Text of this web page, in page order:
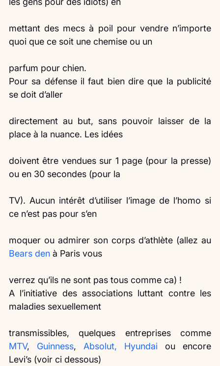
mettant des mecs à poil pour vendre n’importe
quoi que ce soit une chemise ou un
parfum pour chien.
Pour sa défense il faut bien dire que la publicité
se doit d’aller
directement au but, sans pouvoir laisser de la
place à la nuance. Les idées
doivent être vendues sur 1 page (pour la presse)
ou en 30 secondes (pour la
TV). Aucun intérêt d’utiliser l’image de l’homo si
ce n’est pas pour s’en
Bears den à Paris vous
verrez qu’ils ne sont pas tous comme ca) !
A l’initiative des associations luttant contre les
maladies sexuellement
MTV, Guinness, Absolut, Hyundai ou encore
Levi’s (voir ci dessous)